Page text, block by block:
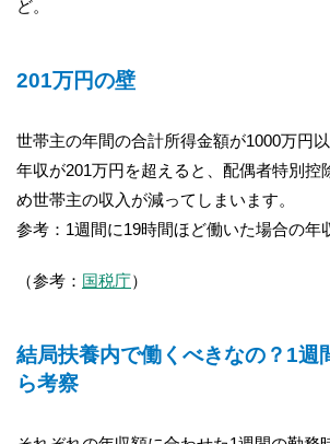
ど。
201万円の壁
世帯主の年間の合計所得金額が1000万円
年収が201万円を超えると、配偶者特別控
め世帯主の収入が減ってしまいます。
参考：1週間に19時間ほど働いた場合の年
（参考： 国税庁）
結局扶養内で働くべきなの？1週
ら考察